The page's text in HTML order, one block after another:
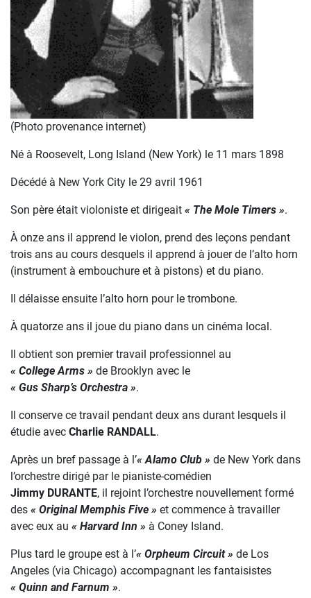
(Photo provenance internet)
Né à Roosevelt, Long Island (New York) le 11 mars 1898
Décédé à New York City le 29 avril 1961
Son père était violoniste et dirigeait « The Mole Timers ».
À onze ans il apprend le violon, prend des leçons pendant
trois ans au cours desquels il apprend à jouer de l’alto horn
(instrument à embouchure et à pistons) et du piano.
Il délaisse ensuite l’alto horn pour le trombone.
À quatorze ans il joue du piano dans un cinéma local.
Il obtient son premier travail professionnel au
« College Arms » de Brooklyn avec le
« Gus Sharp’s Orchestra ».
Il conserve ce travail pendant deux ans durant lesquels il
étudie avec Charlie RANDALL.
Après un bref passage à l’« Alamo Club » de New York dans
l’orchestre dirigé par le pianiste-comédien
Jimmy DURANTE, il rejoint l’orchestre nouvellement formé
des « Original Memphis Five » et commence à travailler
avec eux au « Harvard Inn » à Coney Island.
Plus tard le groupe est à l’« Orpheum Circuit » de Los
Angeles (via Chicago) accompagnant les fantaisistes
« Quinn and Farnum ».